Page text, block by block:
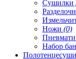
Сушилки
Ножи (0)
Набор